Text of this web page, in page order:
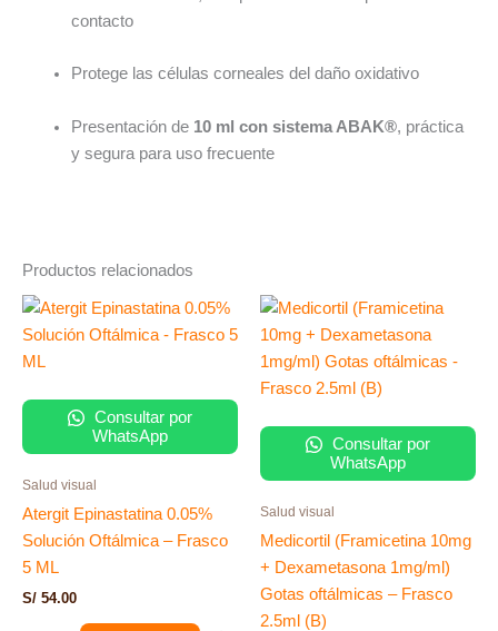
contacto
Protege las células corneales del daño oxidativo
Presentación de 10 ml con sistema ABAK®, práctica
y segura para uso frecuente
Productos relacionados
Consultar por
WhatsApp
Salud visual
Atergit Epinastatina 0.05%
Solución Oftálmica – Frasco
5 ML
S/ 54.00
Consultar por
WhatsApp
Salud visual
Medicortil (Framicetina 10mg
+ Dexametasona 1mg/ml)
Gotas oftálmicas – Frasco
2.5ml (B)